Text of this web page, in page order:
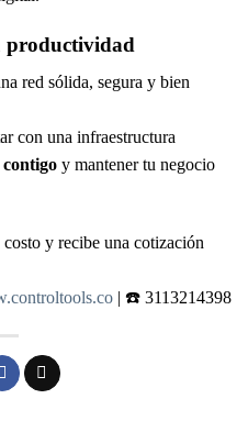
productividad
red sólida, segura y bien
con una infraestructura
y mantener tu negocio
y recibe una cotización
| ☎️ 3113214398